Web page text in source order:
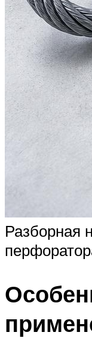
Разборная